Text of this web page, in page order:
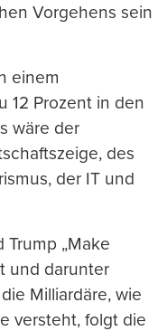
Vorgehens sein
einem
12 Prozent in den
wäre der
des
der IT und
Trump „Make
und darunter
Milliardäre, wie
versteht, folgt die